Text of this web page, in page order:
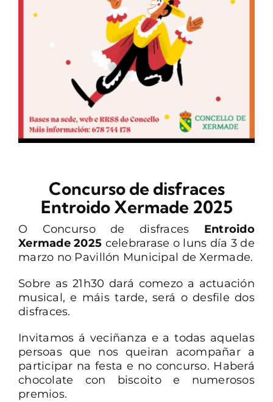
Concurso de disfraces
Entroido Xermade 2025
O Concurso de disfraces Entroido
Xermade 2025 celebrarase o luns día 3 de
marzo no Pavillón Municipal de Xermade.
Sobre as 21h30 dará comezo a actuación
musical, e máis tarde, será o desfile dos
disfraces.
Invitamos á veciñanza e a todas aquelas
persoas que nos queiran acompañar a
participar na festa e no concurso. Haberá
chocolate con biscoito e numerosos
premios.